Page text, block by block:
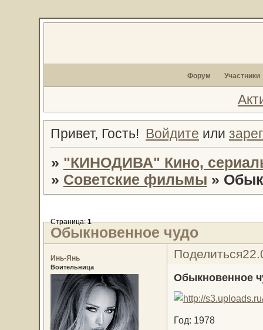
Форум Участники
Привет, Гость! Войдите или
» "КИНОДИВА" Кино,
» Советские фильмы »
Обыкновенное чудо
Страница:1
Поделиться
Инь-Янь
Воительница
Обыкновенное
Год: 1978